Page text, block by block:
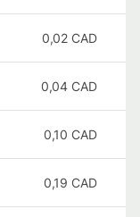
0,02 CAD
0,04 CAD
0,10 CAD
0,19 CAD